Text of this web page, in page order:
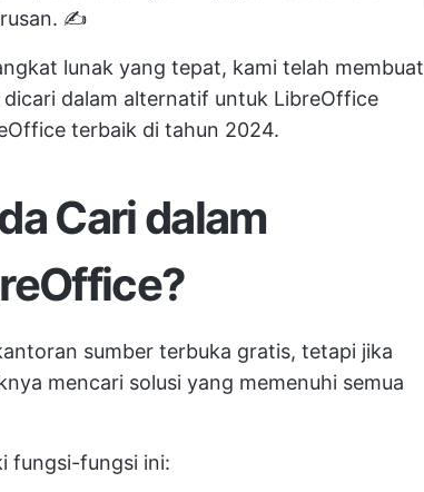
✍️
lunak yang tepat, kami telah membuat
dalam alternatif untuk LibreOffice
terbaik di tahun 2024.
Cari dalam
sumber terbuka gratis, tetapi jika
mencari solusi yang memenuhi semua
fungsi-fungsi ini: